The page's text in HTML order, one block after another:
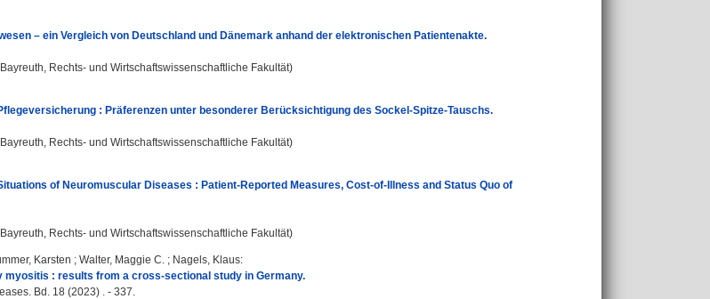
– ein Vergleich von Deutschland und Dänemark anhand der elektronischen Patientenakte.
Rechts- und Wirtschaftswissenschaftliche Fakultät)
: Präferenzen unter besonderer Berücksichtigung des Sockel-Spitze-Tauschs.
Rechts- und Wirtschaftswissenschaftliche Fakultät)
of Neuromuscular Diseases : Patient-Reported Measures, Cost-of-Illness and Status Quo of
Rechts- und Wirtschaftswissenschaftliche Fakultät)
Karsten ; Walter, Maggie C. ; Nagels, Klaus:
myositis : results from a cross-sectional study in Germany.
Bd. 18 (2023) . - 337.